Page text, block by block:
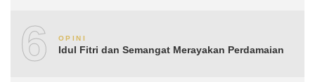
6 OPINI
Idul Fitri dan Semangat Merayakan Perdamaian